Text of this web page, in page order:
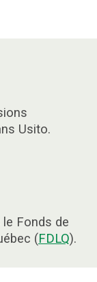
Usito.
le Fonds de
(FDLQ).